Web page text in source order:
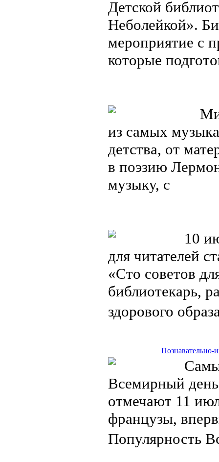
Детской
Неболейкой».
мероприятие с
которые
из самых
детства, от
в поэзию
музыку, с
10
для читателей
«Сто советов
библиотекарь,
здорового
Познавательно-
Всемирный
отмечают 11
французы,
Популярность